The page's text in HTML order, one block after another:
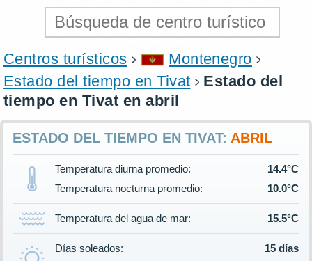
Centros turísticos
Montenegro
Estado del tiempo en Tivat
Estado del
tiempo en Tivat en abril
ESTADO DEL TIEMPO EN TIVAT: ABRIL
Temperatura diurna promedio:
14.4°C
Temperatura nocturna promedio:
10.0°C
Temperatura del agua de mar: 15.5°C
Días soleados:
15 días